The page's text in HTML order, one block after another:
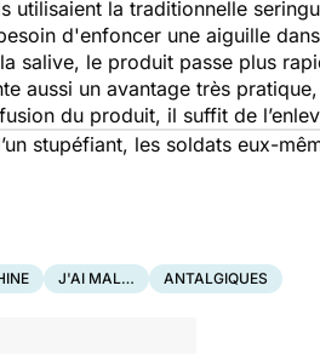
utilisaient la traditionnelle
d'enfoncer une aiguille
salive, le produit passe plus
aussi un avantage très
du produit, il suffit de
stupéfiant, les soldats eux-
J'AI MAL… ANTALGIQUES